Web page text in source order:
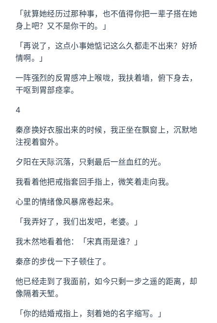
「就算她经历过那种事，也不值得你把一辈子搭在她
身上吧？又不是你干的。」
「再说了，这点小事她惦记这么久都走不出来？好矫
情啊。」
一阵强烈的反胃感冲上喉咙，我扶着墙，俯下身去，
干呕到胃部痉挛。
4
秦彦换好衣服出来的时候，我正坐在飘窗上，沉默地
注视着窗外。
夕阳在天际沉落，只剩最后一丝血红的光。
我看着他把戒指套回手指上，微笑着走向我。
心里的情绪像风暴席卷起来。
「我弄好了，我们出发吧，老婆。」
我木然地看着他：「宋真雨是谁？」
秦彦的步伐一下子顿住了。
他已经走到了我面前，如今只剩一步之遥的距离，却
像隔着天堑。
「你的结婚戒指上，刻着她的名字缩写。」